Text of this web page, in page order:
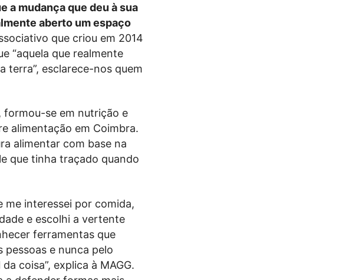
a mudança que deu à sua
aberto um espaço
que criou em 2014
“aquela que realmente
terra”, esclarece-nos quem
formou-se em nutrição e
alimentação em Coimbra.
alimentar com base na
que tinha traçado quando
me interessei por comida,
e escolhi a vertente
ferramentas que
pessoas e nunca pelo
coisa”, explica à MAGG.